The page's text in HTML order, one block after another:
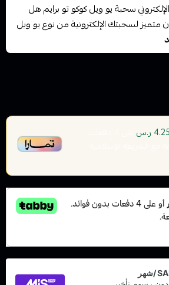
سحبة يو ويل كوكو تو برايم هل
لسحبتك الإلكترونية من نوع يو ويل
4.25 ر.س